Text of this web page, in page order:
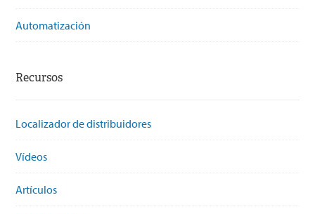
Automatización
Recursos
Localizador de distribuidores
Vídeos
Artículos